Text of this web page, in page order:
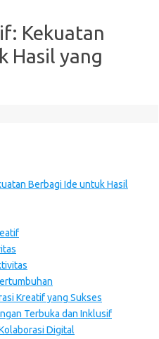
Kekuatan
Hasil yang
Berbagi Ide untuk Hasil
Kreatif yang Sukses
Terbuka dan Inklusif
Digital